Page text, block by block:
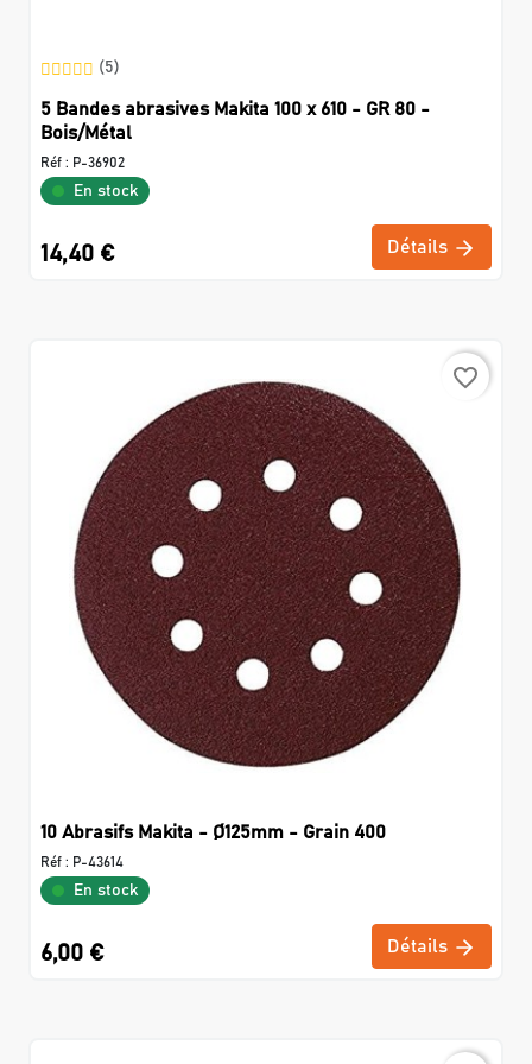
(5)
5 Bandes abrasives Makita 100 x 610 - GR 80 -
Bois/Métal
Réf : P-36902
En stock
14,40 € Détails
favorite_border
10 Abrasifs Makita - Ø125mm - Grain 400
Réf : P-43614
En stock
6,00 € Détails